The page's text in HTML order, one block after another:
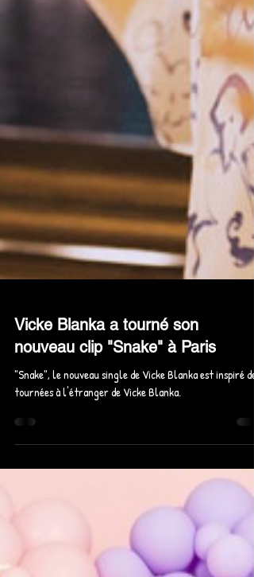
Vicke Blanka a tourné son
nouveau clip "Snake" à Paris
"Snake", le nouveau single de Vicke Blanka est inspiré des
tournées à l'étranger de Vicke Blanka.